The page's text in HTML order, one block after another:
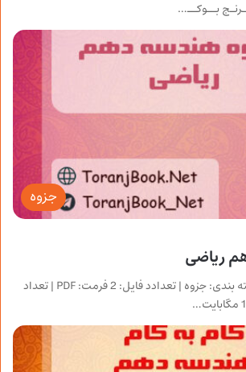
بــوکــ…
جزوه
ریاضی
نام جزوه: هندسه | دسته بندی: جزوه | تعدادد فایل: 2 فرمت: PDF | تعداد